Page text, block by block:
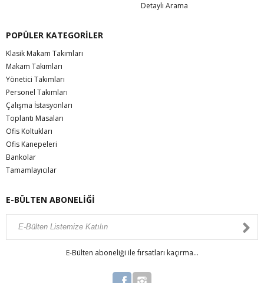
Detaylı Arama
POPÜLER KATEGORİLER
Klasik Makam Takımları
Makam Takımları
Yönetici Takımları
Personel Takımları
Çalışma İstasyonları
Toplantı Masaları
Ofis Koltukları
Ofis Kanepeleri
Bankolar
Tamamlayıcılar
E-BÜLTEN ABONELİĞİ
E-Bülten aboneliği ile fırsatları kaçırma...